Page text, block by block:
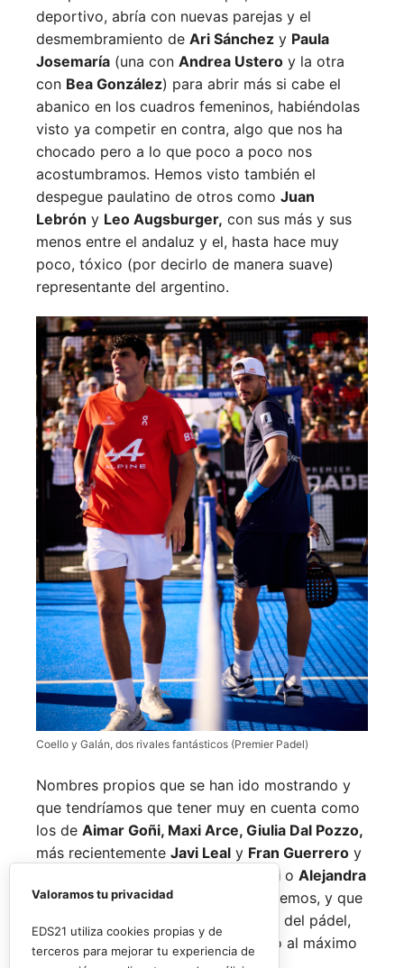
deportivo, abría con nuevas parejas y el
desmembramiento de Ari Sánchez y Paula
Josemaría (una con Andrea Ustero y la otra
con Bea González) para abrir más si cabe el
abanico en los cuadros femeninos, habiéndolas
visto ya competir en contra, algo que nos ha
chocado pero a lo que poco a poco nos
acostumbramos. Hemos visto también el
despegue paulatino de otros como Juan
Lebrón y Leo Augsburger, con sus más y sus
menos entre el andaluz y el, hasta hace muy
poco, tóxico (por decirlo de manera suave)
representante del argentino.
Coello y Galán, dos rivales fantásticos (Premier Padel)
Nombres propios que se han ido mostrando y
que tendríamos que tener muy en cuenta como
los de Aimar Goñi, Maxi Arce, Giulia Dal Pozzo,
más recientemente Javi Leal y Fran Guerrero y
Miguel Lamperti o Alejandra
Salazar,a los que siempre recordaremos, y que
están en su etapa más «disfrutona» del pádel,
pensando más en vivir cada partido al máximo
Valoramos tu privacidad
EDS21 utiliza cookies propias y de
terceros para mejorar tu experiencia de